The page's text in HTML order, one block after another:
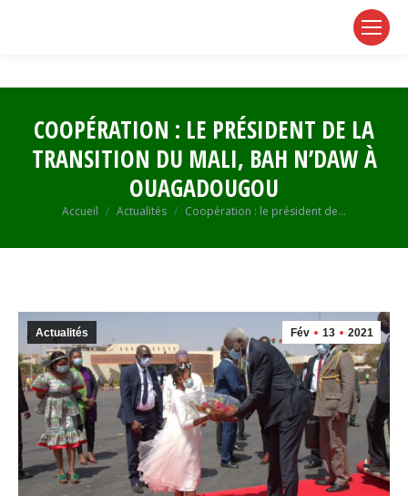
COOPÉRATION : LE PRÉSIDENT DE LA
TRANSITION DU MALI, BAH N’DAW À
OUAGADOUGOU
Vous êtes ici :
Accueil Actualités Coopération : le président de…
Fév 13 2021
Actualités